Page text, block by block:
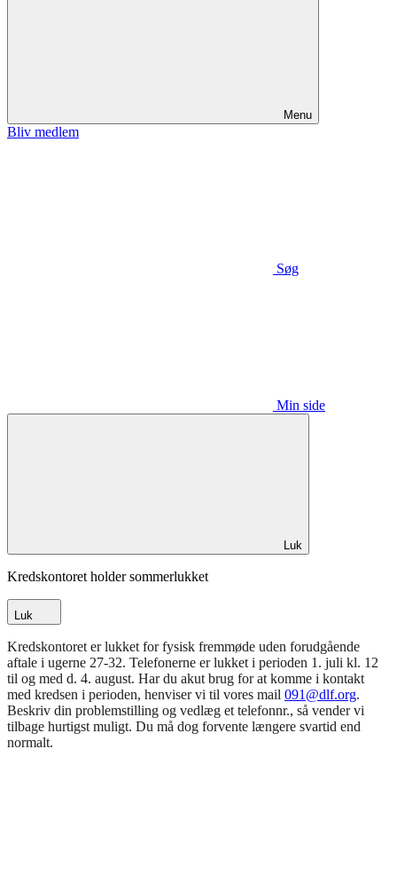
Menu
Bliv medlem
Søg
Min side
Luk
Kredskontoret holder sommerlukket
Luk
Kredskontoret er lukket for fysisk fremmøde uden forudgående
aftale i ugerne 27-32. Telefonerne er lukket i perioden 1. juli kl. 12
til og med d. 4. august. Har du akut brug for at komme i kontakt
med kredsen i perioden, henviser vi til vores mail 091@dlf.org.
Beskriv din problemstilling og vedlæg et telefonnr., så vender vi
tilbage hurtigst muligt. Du må dog forvente længere svartid end
normalt.